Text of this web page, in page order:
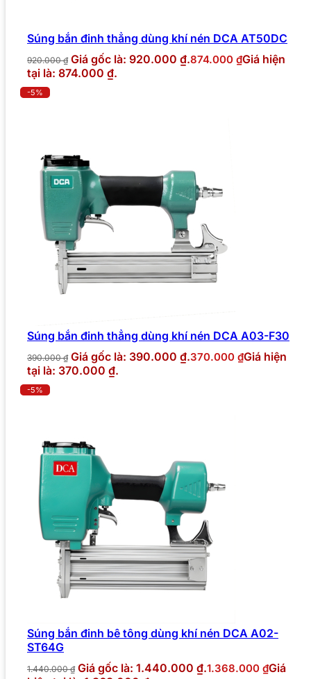
Súng bắn đinh thẳng dùng khí nén DCA AT50DC
920.000₫ Giá gốc là: 920.000 ₫.874.000 ₫Giá hiện
tại là: 874.000 ₫.
-5%
Súng bắn đinh thẳng dùng khí nén DCA A03-F30
390.000₫ Giá gốc là: 390.000 ₫.370.000 ₫Giá hiện
tại là: 370.000 ₫.
-5%
Súng bắn đinh bê tông dùng khí nén DCA A02-
ST64G
1.440.000₫ Giá gốc là: 1.440.000 ₫.1.368.000 ₫Giá